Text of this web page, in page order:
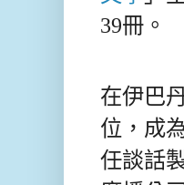
39冊。
在伊巴
位，成
任談話